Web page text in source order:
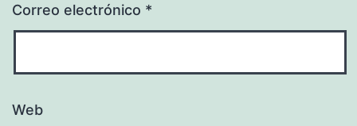
Correo electrónico *
Web